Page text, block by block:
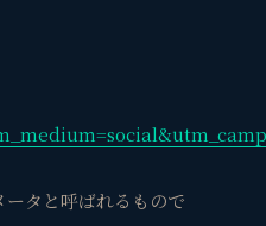
タと呼ばれるもので